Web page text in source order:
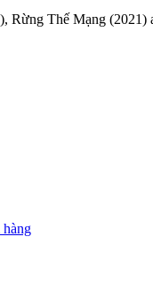
Rừng Thế Mạng (2021)
hàng